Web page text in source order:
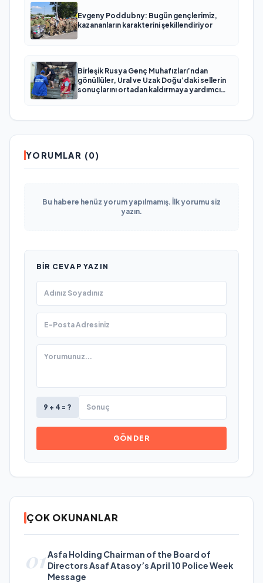
Evgeny Poddubny: Bugün gençlerimiz,
kazananların karakterini şekillendiriyor
Birleşik Rusya Genç Muhafızları’ndan
gönüllüler, Ural ve Uzak Doğu’daki sellerin
sonuçlarını ortadan kaldırmaya yardımcı
YORUMLAR (0)
Bu habere henüz yorum yapılmamış. İlk yorumu siz
yazın.
BIR CEVAP YAZIN
9 + 4 = ?
GÖNDER
ÇOK OKUNANLAR
01Asfa Holding Chairman of the Board of
Directors Asaf Atasoy’s April 10 Police Week
Message